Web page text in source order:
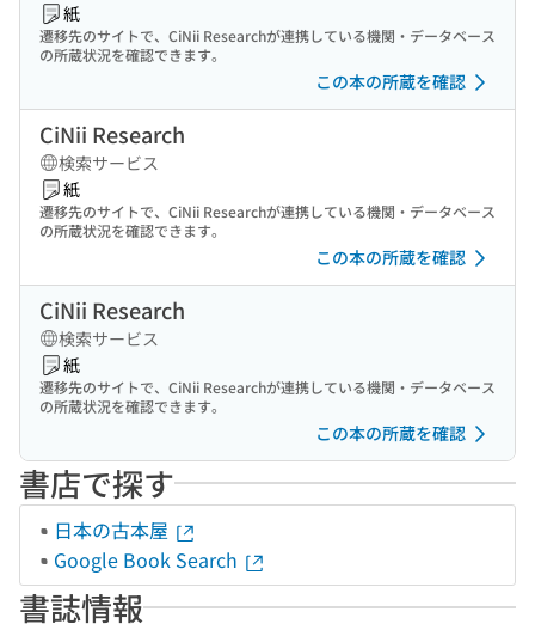
紙
遷移先のサイトで、CiNii Researchが連携している機関・データベース
の所蔵状況を確認できます。
この本の所蔵を確認
CiNii Research
検索サービス
紙
遷移先のサイトで、CiNii Researchが連携している機関・データベース
の所蔵状況を確認できます。
この本の所蔵を確認
CiNii Research
検索サービス
紙
遷移先のサイトで、CiNii Researchが連携している機関・データベース
の所蔵状況を確認できます。
この本の所蔵を確認
書店で探す
日本の古本屋
Google Book Search
書誌情報